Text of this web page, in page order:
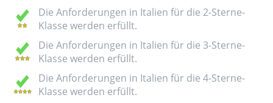
Die Anforderungen in Italien für die 2-Sterne-
Klasse werden erfüllt.
Die Anforderungen in Italien für die 3-Sterne-
Klasse werden erfüllt.
Die Anforderungen in Italien für die 4-Sterne-
Klasse werden erfüllt.